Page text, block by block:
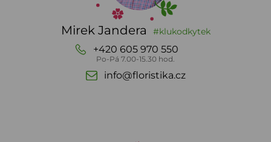
Mirek Jandera #klukodkytek
+420 605 970 550
Po-Pá 7.00-15.30 hod.
info@floristika.cz